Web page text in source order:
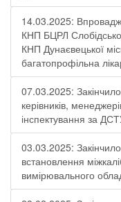
14.03.2025:
КНП БЦРЛ Слобідсько
КНП Дунаєвецької
багатопрофільна
07.03.2025:
керівників,
інспектування за
03.03.2025:
встановлення
вимірювального